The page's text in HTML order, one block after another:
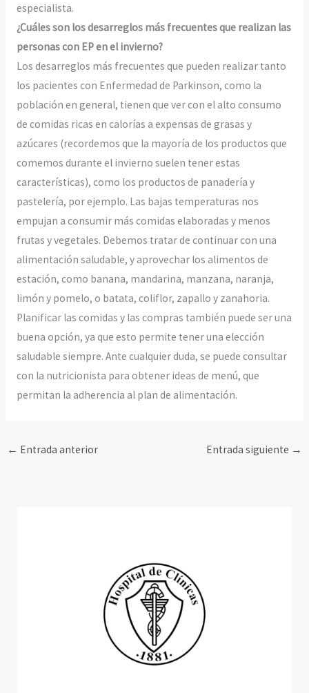
especialista.
¿Cuáles son los desarreglos más frecuentes que realizan las
personas con EP en el invierno?
Los desarreglos más frecuentes que pueden realizar tanto
los pacientes con Enfermedad de Parkinson, como la
población en general, tienen que ver con el alto consumo
de comidas ricas en calorías a expensas de grasas y
azúcares (recordemos que la mayoría de los productos que
comemos durante el invierno suelen tener estas
características), como los productos de panadería y
pastelería, por ejemplo. Las bajas temperaturas nos
empujan a consumir más comidas elaboradas y menos
frutas y vegetales. Debemos tratar de continuar con una
alimentación saludable, y aprovechar los alimentos de
estación, como banana, mandarina, manzana, naranja,
limón y pomelo, o batata, coliflor, zapallo y zanahoria.
Planificar las comidas y las compras también puede ser una
buena opción, ya que esto permite tener una elección
saludable siempre. Ante cualquier duda, se puede consultar
con la nutricionista para obtener ideas de menú, que
permitan la adherencia al plan de alimentación.
← Entrada anterior Entrada siguiente →